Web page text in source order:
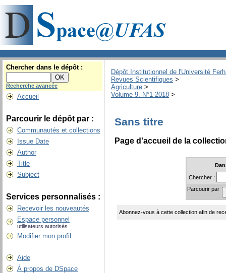
Chercher dans le dépôt :
Recherche avancée
Accueil
Parcourir le dépôt par :
Communautés et collections
Issue Date
Author
Title
Subject
Services personnalisés :
Recevoir les nouveautés
Espace personnel
utilisateurs autorisés
Modifier mon profil
Aide
À propos de DSpace
Dépôt Institutionnel de l'Université
Revues Scientifiques >
Agriculture >
Volume 9. N°1-2018 >
Sans titre
Page d'accueil de la
Chercher :
Parcourir par
Abonnez-vous à cette collection afin de